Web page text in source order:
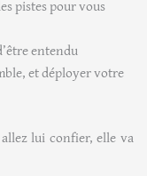
pistes pour vous
entendu
et déployer votre
lui confier, elle va